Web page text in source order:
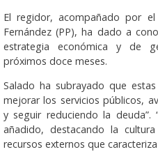
El regidor, acompañado por
Fernández (PP), ha dado a
estrategia económica y de
próximos doce meses.
Salado ha subrayado que
mejorar los servicios públicos,
y seguir reduciendo la deuda”.
añadido, destacando la
recursos externos que